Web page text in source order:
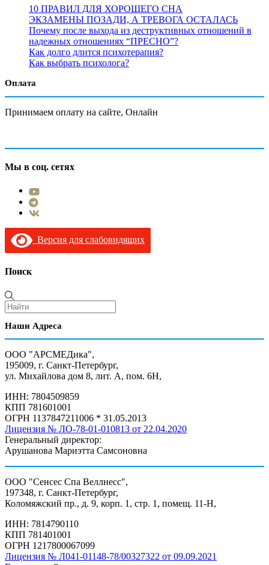
10 ПРАВИЛ ДЛЯ ХОРОШЕГО СНА
ЭКЗАМЕНЫ ПОЗАДИ, А ТРЕВОГА ОСТАЛАСЬ
Почему после выхода из деструктивных отношений в
надежных отношениях “ПРЕСНО”?
Как долго длится психотерапия?
Как выбрать психолога?
Оплата
Принимаем оплату на сайте, Онлайн
Мы в соц. сетях
Версия для слабовидящих
Поиск
Наши Адреса
ООО "АРСМЕДика",
195009, г. Санкт-Петербург,
ул. Михайлова дом 8, лит. А, пом. 6Н,
ИНН: 7804509859
КПП 781601001
ОГРН 1137847211006 * 31.05.2013
Лицензия № ЛО-78-01-010813 от 22.04.2020
Генеральный директор:
Арушанова Мариэтта Самсоновна
ООО "Сенсес Спа Веллнесс",
197348, г. Санкт-Петербург,
Коломяжский пр., д. 9, корп. 1, стр. 1, помещ. 11-Н,
ИНН: 7814790110
КПП 781401001
ОГРН 1217800067099
Лицензия № Л041-01148-78/00327322 от 09.09.2021